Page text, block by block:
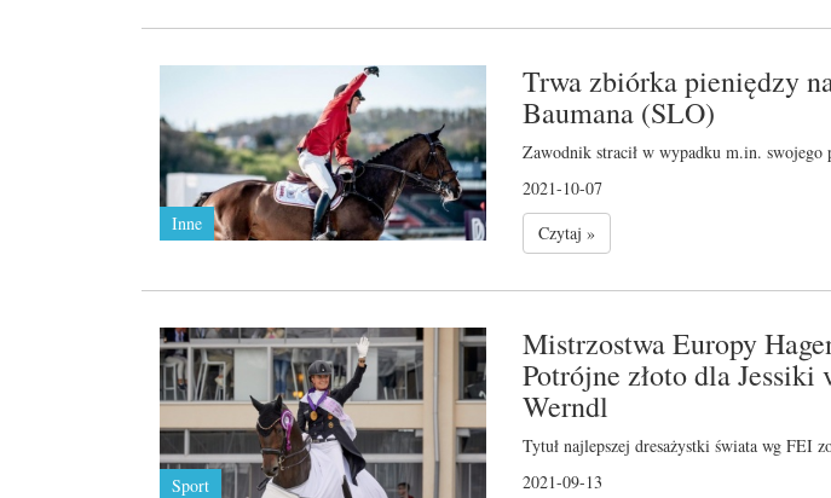
Inne
Trwa zbiórka pieniędzy
Baumana (SLO)
Zawodnik stracił w wypadku m.in. swojego
2021-10-07
Czytaj »
Sport
Mistrzostwa Europy
Potrójne złoto dla Jessiki
Werndl
Tytuł najlepszej dresażystki świata wg FEI
2021-09-13